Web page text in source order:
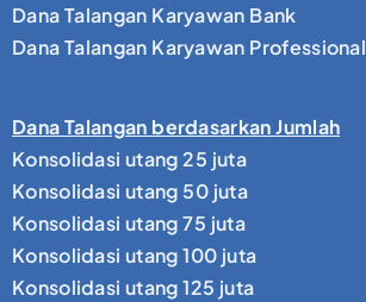
Dana Talangan Karyawan Bank
Dana Talangan Karyawan Professional
Dana Talangan berdasarkan Jumlah
Konsolidasi utang 25 juta
Konsolidasi utang 50 juta
Konsolidasi utang 75 juta
Konsolidasi utang 100 juta
Konsolidasi utang 125 juta